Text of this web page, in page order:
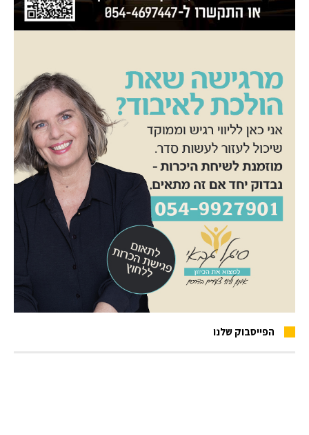
הפייסבוק שלנו